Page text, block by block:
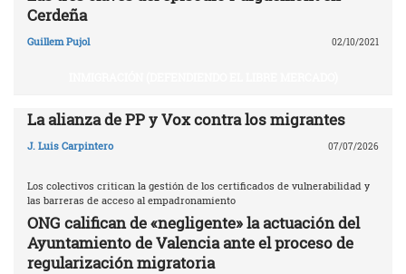
Cerdeña
Guillem Pujol 02/10/2021
La alianza de PP y Vox contra los migrantes
J. Luis Carpintero 07/07/2026
Los colectivos critican la gestión de los certificados de vulnerabilidad y
las barreras de acceso al empadronamiento
ONG califican de «negligente» la actuación del
Ayuntamiento de Valencia ante el proceso de
regularización migratoria